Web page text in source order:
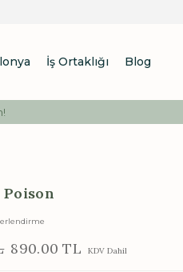
İş Ortaklığı Blog
890.00 TL KDV Dahil